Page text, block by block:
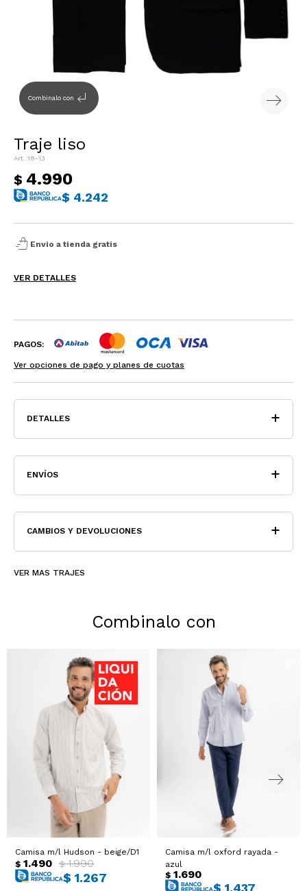
Combinalo con subdirectory_arrow_left
Traje liso
18-13
$ 4.990
$ 4.242
shopping_bag_speed Envio a tienda gratis
VER DETALLES
PAGOS:
Ver opciones de pago y planes de cuotas
DETALLES
ENVÍOS
CAMBIOS Y DEVOLUCIONES
VER MAS TRAJES
Combinalo con
Camisa m/l Hudson - beige/D1
$ 1.490 $ 1.990
$ 1.267
Camisa m/l oxford rayada -
azul
$ 1.690
$ 1.437
Sacos
Trajes
T-shirts y Tops
Ver todo